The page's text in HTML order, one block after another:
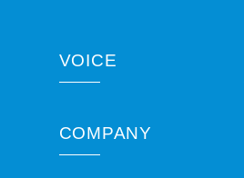
VOICE
COMPANY